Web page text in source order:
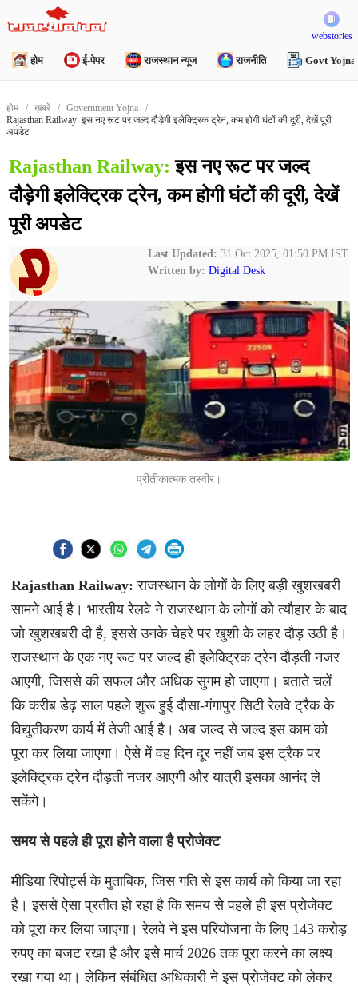
webstories
होम ई-पेपर राजस्थान न्यूज राजनीति Govt Yojna
होम ख़बरें
Government Yojna
Rajasthan Railway: इस नए रूट पर जल्द दौड़ेगी इलेक्ट्रिक ट्रेन, कम होगी घंटों की दूरी, देखें पूरी
अपडेट
Rajasthan Railway: इस नए रूट पर जल्द
दौड़ेगी इलेक्ट्रिक ट्रेन, कम होगी घंटों की दूरी, देखें
पूरी अपडेट
Last Updated: 31 Oct 2025, 01:50 PM IST
Written by: Digital Desk
प्रीतीकात्मक तस्वीर।
Rajasthan Railway:राजस्थान के लोगों के लिए बड़ी खुशखबरी
सामने आई है। भारतीय रेलवे ने राजस्थान के लोगों को त्यौहार के बाद
जो खुशखबरी दी है, इससे उनके चेहरे पर खुशी के लहर दौड़ उठी है।
राजस्थान के एक नए रूट पर जल्द ही इलेक्ट्रिक ट्रेन दौड़ती नजर
आएगी, जिससे की सफल और अधिक सुगम हो जाएगा। बताते चलें
कि करीब डेढ़ साल पहले शुरू हुई दौसा-गंगापुर सिटी रेलवे ट्रैक के
विद्युतीकरण कार्य में तेजी आई है। अब जल्द से जल्द इस काम को
पूरा कर लिया जाएगा। ऐसे में वह दिन दूर नहीं जब इस ट्रैक पर
इलेक्ट्रिक ट्रेन दौड़ती नजर आएगी और यात्री इसका आनंद ले
सकेंगे।
समय से पहले ही पूरा होने वाला है प्रोजेक्ट
मीडिया रिपोर्ट्स के मुताबिक, जिस गति से इस कार्य को किया जा रहा
है। इससे ऐसा प्रतीत हो रहा है कि समय से पहले ही इस प्रोजेक्ट
को पूरा कर लिया जाएगा। रेलवे ने इस परियोजना के लिए 143 करोड़
रुपए का बजट रखा है और इसे मार्च 2026 तक पूरा करने का लक्ष्य
रखा गया था। लेकिन संबंधित अधिकारी ने इस प्रोजेक्ट को लेकर